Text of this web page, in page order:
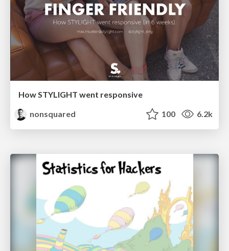
How STYLIGHT went responsive
nonsquared
100 6.2k